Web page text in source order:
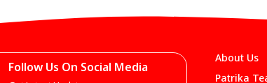
Follow Us On Social Media
About Us
Patrika